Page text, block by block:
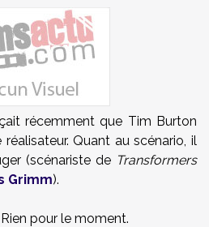
récemment que Tim Burton
Quant au scénario, il
(scénariste de Transformers
Grimm).
Rien pour le moment.